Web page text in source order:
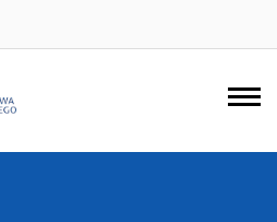
w Krakowie
Nowym Sączu